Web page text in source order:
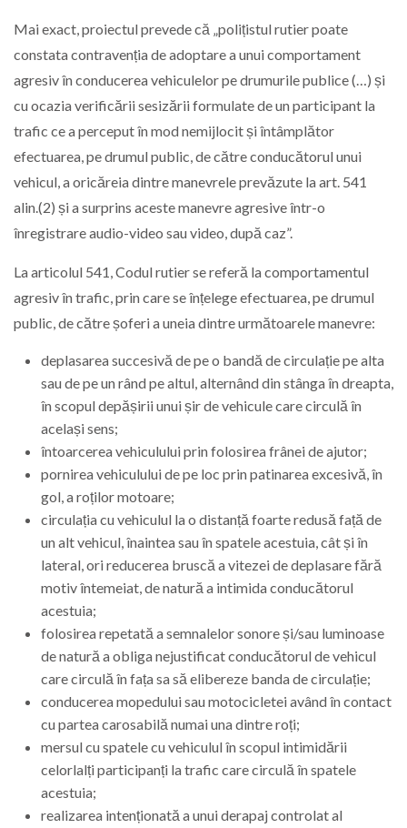
Mai exact, proiectul prevede că „polițistul rutier poate
constata contravenția de adoptare a unui comportament
agresiv în conducerea vehiculelor pe drumurile publice (…) și
cu ocazia verificării sesizării formulate de un participant la
trafic ce a perceput în mod nemijlocit și întâmplător
efectuarea, pe drumul public, de către conducătorul unui
vehicul, a oricăreia dintre manevrele prevăzute la art. 541
alin.(2) și a surprins aceste manevre agresive într-o
înregistrare audio-video sau video, după caz”.
La articolul 541, Codul rutier se referă la comportamentul
agresiv în trafic, prin care se înțelege efectuarea, pe drumul
public, de către șoferi a uneia dintre următoarele manevre:
deplasarea succesivă de pe o bandă de circulație pe alta
sau de pe un rând pe altul, alternând din stânga în dreapta,
în scopul depășirii unui șir de vehicule care circulă în
același sens;
întoarcerea vehiculului prin folosirea frânei de ajutor;
pornirea vehiculului de pe loc prin patinarea excesivă, în
gol, a roților motoare;
circulația cu vehiculul la o distanță foarte redusă față de
un alt vehicul, înaintea sau în spatele acestuia, cât și în
lateral, ori reducerea bruscă a vitezei de deplasare fără
motiv întemeiat, de natură a intimida conducătorul
acestuia;
folosirea repetată a semnalelor sonore și/sau luminoase
de natură a obliga nejustificat conducătorul de vehicul
care circulă în fața sa să elibereze banda de circulație;
conducerea mopedului sau motocicletei având în contact
cu partea carosabilă numai una dintre roți;
mersul cu spatele cu vehiculul în scopul intimidării
celorlalți participanți la trafic care circulă în spatele
acestuia;
realizarea intenționată a unui derapaj controlat al